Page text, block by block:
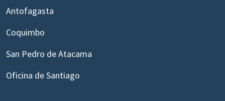
Antofagasta
Coquimbo
San Pedro de Atacama
Oficina de Santiago